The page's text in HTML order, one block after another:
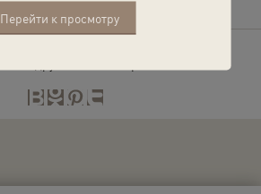
Перейти к просмотру